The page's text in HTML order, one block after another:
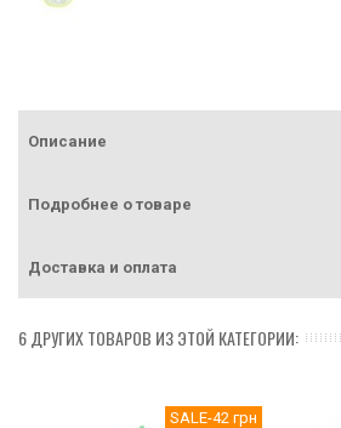
Описание
Подробнее о товаре
Доставка и оплата
6 ДРУГИХ ТОВАРОВ ИЗ ЭТОЙ КАТЕГОРИИ:
SALE-42 грн